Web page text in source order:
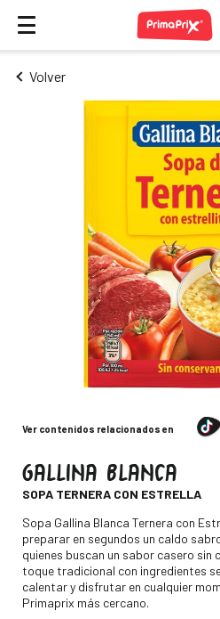
Volver
Ver contenidos relacionados en
GALLINA BLANCA
SOPA TERNERA CON ESTRELLA
Descripción
Sopa Gallina Blanca Ternera con
preparar en segundos un caldo
quienes buscan un sabor casero
toque tradicional con ingredientes
calentar y disfrutar en cualquier
Primaprix más cercano.